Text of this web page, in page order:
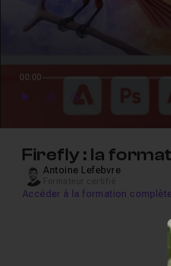
00:00
PlayForwardForward
Firefly : la
Antoine Lefebvre
Accéder à la formation